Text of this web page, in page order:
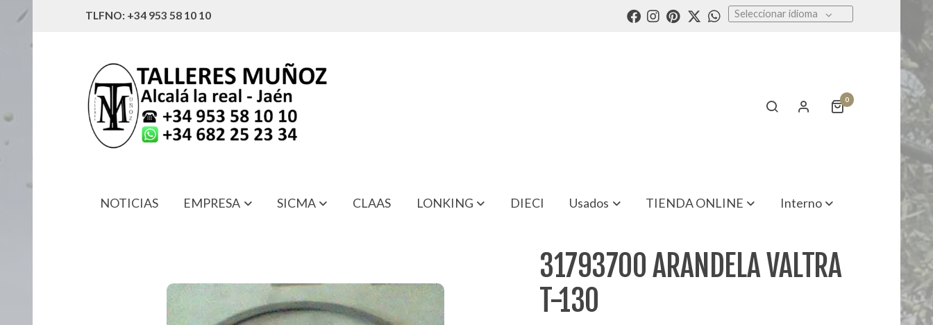
TLFNO: +34 953 58 10 10 Seleccionar idioma
0
NOTICIAS EMPRESA SICMA CLAAS LONKING DIECI Usados TIENDA ONLINE Interno
31793700 ARANDELA VALTRA T-130
31793700 ARANDELA VALTRA
T-130